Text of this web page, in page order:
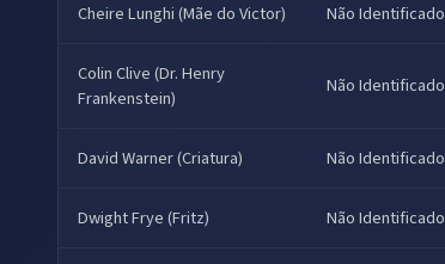
Cheire Lunghi (Mãe do Victor) Não Identificado
Colin Clive (Dr. Henry
Frankenstein)
Não Identificado
David Warner (Criatura) Não Identificado
Dwight Frye (Fritz) Não Identificado